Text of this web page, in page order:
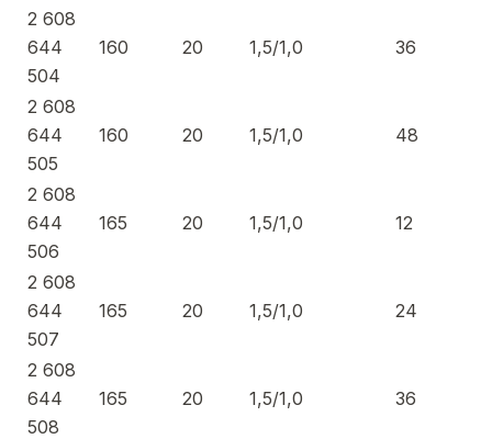
2 608
644
504
160 20 1,5/1,0 36
2 608
644
505
160 20 1,5/1,0 48
2 608
644
506
165 20 1,5/1,0 12
2 608
644
507
165 20 1,5/1,0 24
2 608
644
508
165 20 1,5/1,0 36